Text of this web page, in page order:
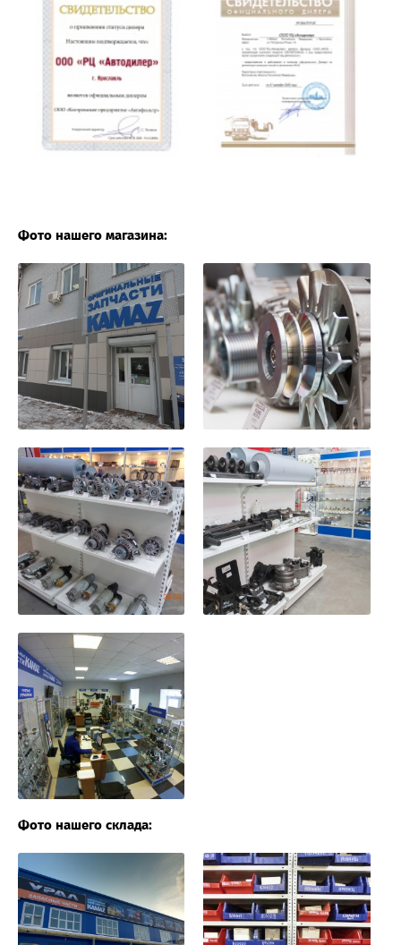
Фото нашего магазина:
Фото нашего склада: